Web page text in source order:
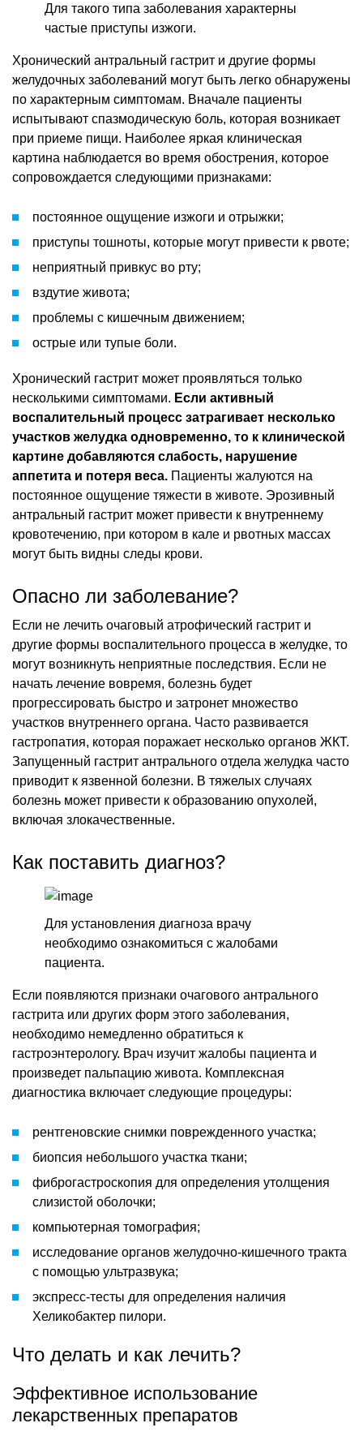
Для такого типа заболевания характерны
частые приступы изжоги.
Хронический антральный гастрит и другие формы
желудочных заболеваний могут быть легко обнаружены
по характерным симптомам. Вначале пациенты
испытывают спазмодическую боль, которая возникает
при приеме пищи. Наиболее яркая клиническая
картина наблюдается во время обострения, которое
сопровождается следующими признаками:
постоянное ощущение изжоги и отрыжки;
приступы тошноты, которые могут привести к рвоте;
неприятный привкус во рту;
вздутие живота;
проблемы с кишечным движением;
острые или тупые боли.
Хронический гастрит может проявляться только
несколькими симптомами. Если активный
воспалительный процесс затрагивает несколько
участков желудка одновременно, то к клинической
картине добавляются слабость, нарушение
аппетита и потеря веса. Пациенты жалуются на
постоянное ощущение тяжести в животе. Эрозивный
антральный гастрит может привести к внутреннему
кровотечению, при котором в кале и рвотных массах
могут быть видны следы крови.
Опасно ли заболевание?
Если не лечить очаговый атрофический гастрит и
другие формы воспалительного процесса в желудке, то
могут возникнуть неприятные последствия. Если не
начать лечение вовремя, болезнь будет
прогрессировать быстро и затронет множество
участков внутреннего органа. Часто развивается
гастропатия, которая поражает несколько органов ЖКТ.
Запущенный гастрит антрального отдела желудка часто
приводит к язвенной болезни. В тяжелых случаях
болезнь может привести к образованию опухолей,
включая злокачественные.
Как поставить диагноз?
Для установления диагноза врачу
необходимо ознакомиться с жалобами
пациента.
Если появляются признаки очагового антрального
гастрита или других форм этого заболевания,
необходимо немедленно обратиться к
гастроэнтерологу. Врач изучит жалобы пациента и
произведет пальпацию живота. Комплексная
диагностика включает следующие процедуры:
рентгеновские снимки поврежденного участка;
биопсия небольшого участка ткани;
фиброгастроскопия для определения утолщения
слизистой оболочки;
компьютерная томография;
исследование органов желудочно-кишечного тракта
с помощью ультразвука;
экспресс-тесты для определения наличия
Хеликобактер пилори.
Что делать и как лечить?
Эффективное использование
лекарственных препаратов